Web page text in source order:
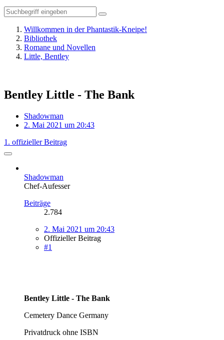
Willkommen in der Phantastik-Kneipe!
Bibliothek
Romane und Novellen
Little, Bentley
Bentley Little - The Bank
Shadowman
2. Mai 2021 um 20:43
1. offizieller Beitrag
Shadowman
Chef-Aufesser
Beiträge
2.784
2. Mai 2021 um 20:43
Offizieller Beitrag
#1
Bentley Little - The Bank
Cemetery Dance Germany
Privatdruck ohne ISBN